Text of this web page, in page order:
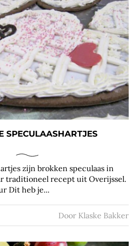
SPECULAASHARTJES
zijn brokken speculaas in
traditioneel recept uit Overijssel.
Dit heb je...
Door Klaske Bakker